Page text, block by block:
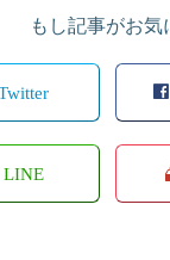
もし記事がお気
LINE